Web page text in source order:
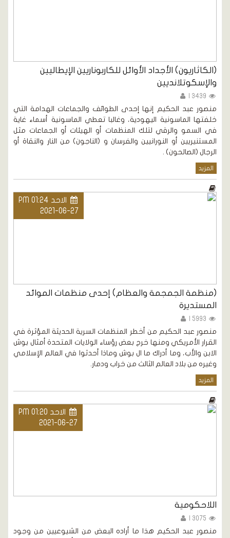
(الكاثاريون) الأجداد الأوائل للكاربوناريين الإيطاليين
والإسكوتلانديين
منصور عبد الحكيم إنها إحدى الطوائف والجماعات الهدامة التي
خلفتها الماسونية اليهودية، وغالبا تعطي الماسونية أسماء غاية
في السمو والرقي لتلك المنظمات أو الهيئات أو الجماعات مثل
المستنيريين أو النورانيين والفرسان و (الناجون) من النار والنقاة أو
الرجال (الصالحون) .
المزيد
الاحد PM 01:24
2021-06-27
(منظمة الجمجمة والعظام) إحدى منظمات الموائد
المستديرة
منصور عبد الحكيم من أخطر المنظمات السرية الحديثة المؤثرة في
القرار الأمريكي ومنها خرج بعض رؤساء الولايات المتحدة أمثال بوش
الابن والأب، وما أدراك ما ال بوش وماذا أحدثوا في العالم الإسلامي
وغيره من بلاد العالم الثالث من خراب ودمار.
المزيد
الاحد PM 01:20
2021-06-27
اللاحكومية
منصور عبد الحكيم هذا ما أراده البعض من الشيوعيين من وجود